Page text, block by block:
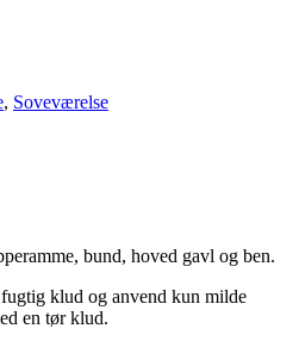
, Soveværelse
bund, hoved gavl og ben.
klud og anvend kun milde
en tør klud.